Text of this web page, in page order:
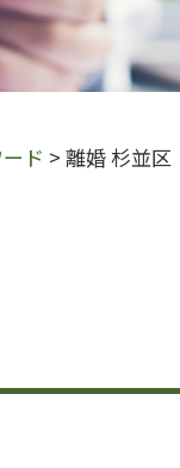
ド > 離婚 杉並区